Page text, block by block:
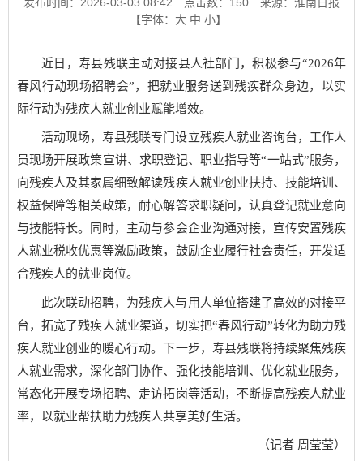
【字体： 大 中 小】
近日，寿县残联主动对接县人社部门，积极参与“2026年
春风行动现场招聘会”，把就业服务送到残疾群众身边，以实
际行动为残疾人就业创业赋能增效。
活动现场，寿县残联专门设立残疾人就业咨询台，工作人
员现场开展政策宣讲、求职登记、职业指导等“一站式”服务，
向残疾人及其家属细致解读残疾人就业创业扶持、技能培训、
权益保障等相关政策，耐心解答求职疑问，认真登记就业意向
与技能特长。同时，主动与参会企业沟通对接，宣传安置残疾
人就业税收优惠等激励政策，鼓励企业履行社会责任，开发适
合残疾人的就业岗位。
此次联动招聘，为残疾人与用人单位搭建了高效的对接平
台，拓宽了残疾人就业渠道，切实把“春风行动”转化为助力残
疾人就业创业的暖心行动。下一步，寿县残联将持续聚焦残疾
人就业需求，深化部门协作、强化技能培训、优化就业服务，
常态化开展专场招聘、走访拓岗等活动，不断提高残疾人就业
率，以就业帮扶助力残疾人共享美好生活。
（记者 周莹莹）